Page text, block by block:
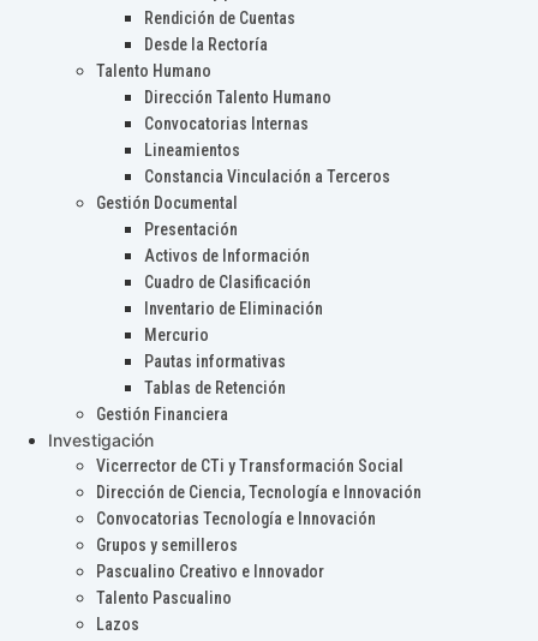
Rendición de Cuentas
Desde la Rectoría
Talento Humano
Dirección Talento Humano
Convocatorias Internas
Lineamientos
Constancia Vinculación a Terceros
Gestión Documental
Presentación
Activos de Información
Cuadro de Clasificación
Inventario de Eliminación
Mercurio
Pautas informativas
Tablas de Retención
Gestión Financiera
Investigación
Vicerrector de CTi y Transformación Social
Dirección de Ciencia, Tecnología e Innovación
Convocatorias Tecnología e Innovación
Grupos y semilleros
Pascualino Creativo e Innovador
Talento Pascualino
Lazos